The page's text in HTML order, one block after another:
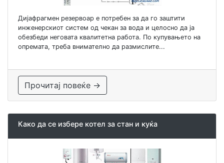
Дијафрагмен резервоар е потребен за да го заштити
инженерскиот систем од чекан за вода и целосно да ја
обезбеди неговата квалитетна работа. По купувањето на
опремата, треба внимателно да размислите...
Прочитај повеќе →
Како да се избере котел за стан и куќа